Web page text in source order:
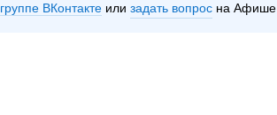
группе ВКонтакте задать вопрос на Афише